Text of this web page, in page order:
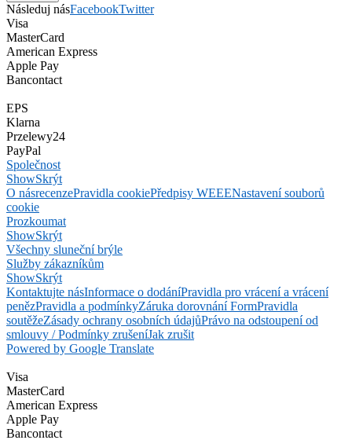
Následuj násFacebookTwitter
Visa
MasterCard
American Express
Apple Pay
Bancontact
EPS
Klarna
Przelewy24
PayPal
Společnost
ShowSkrýt
O násrecenzePravidla cookiePředpisy WEEENastavení souborů
cookie
Prozkoumat
ShowSkrýt
Všechny sluneční brýle
Služby zákazníkům
ShowSkrýt
Kontaktujte násInformace o dodáníPravidla pro vrácení a vrácení
penězPravidla a podmínkyZáruka dorovnání FormPravidla
soutěžeZásady ochrany osobních údajůPrávo na odstoupení od
smlouvy / Podmínky zrušeníJak zrušit
Powered by Google Translate
Visa
MasterCard
American Express
Apple Pay
Bancontact